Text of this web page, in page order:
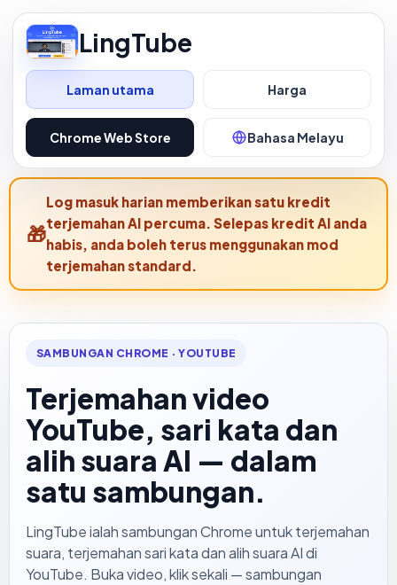
LingTube
Laman utama Harga
Chrome Web Store Bahasa Melayu
Log masuk harian memberikan satu kredit
terjemahan AI percuma. Selepas kredit AI anda
habis, anda boleh terus menggunakan mod
terjemahan standard.
SAMBUNGAN CHROME · YOUTUBE
Terjemahan video
YouTube, sari kata dan
alih suara AI — dalam
satu sambungan.
LingTube ialah sambungan Chrome untuk terjemahan
suara, terjemahan sari kata dan alih suara AI di
YouTube. Buka video, klik sekali — sambungan